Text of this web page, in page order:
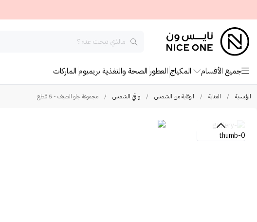
جميع الأقسام المكياج العطور الصحة والتغذية بريميوم الماركات
الرئيسية / العناية / الوقاية من الشمس / واقي الشمس / مجموعة جلو الصيف - 5 قطع